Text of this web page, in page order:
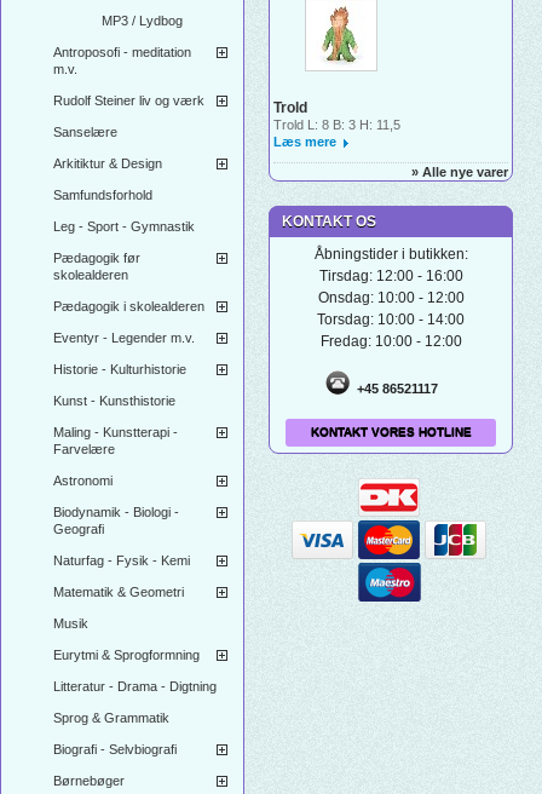
MP3 / Lydbog
Antroposofi - meditation
m.v.
Rudolf Steiner liv og værk
Sanselære
Arkitiktur & Design
Samfundsforhold
Leg - Sport - Gymnastik
Pædagogik før
skolealderen
Pædagogik i skolealderen
Eventyr - Legender m.v.
Historie - Kulturhistorie
Kunst - Kunsthistorie
Maling - Kunstterapi -
Farvelære
Astronomi
Biodynamik - Biologi -
Geografi
Naturfag - Fysik - Kemi
Matematik & Geometri
Musik
Eurytmi & Sprogformning
Litteratur - Drama - Digtning
Sprog & Grammatik
Biografi - Selvbiografi
Børnebøger
Trold
Trold L: 8 B: 3 H: 11,5
Læs mere
» Alle nye varer
KONTAKT OS
Åbningstider i butikken:
Tirsdag: 12:00 - 16:00
Onsdag: 10:00 - 12:00
Torsdag: 10:00 - 14:00
Fredag: 10:00 - 12:00
+45 86521117
KONTAKT VORES HOTLINE